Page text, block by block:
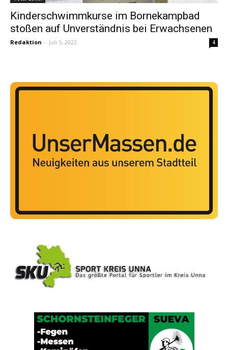
Kinderschwimmkurse im Bornekampbad
stoßen auf Unverständnis bei Erwachsenen
Redaktion - Juli 5, 2022 4